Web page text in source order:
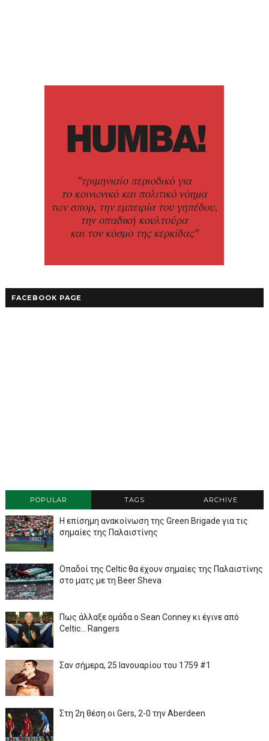
FACEBOOK PAGE
POPULAR TAGS ARCHIVE
Η επίσημη ανακοίνωση της Green Brigade για τις
σημαίες της Παλαιστίνης
Οπαδοί της Celtic θα έχουν σημαίες της Παλαιστίνης
στο ματς με τη Beer Sheva
Πως άλλαξε ομάδα ο Sean Conney κι έγινε από
Celtic... Rangers
Σαν σήμερα, 25 Ιανουαρίου του 1759 #1
Στη 2η θέση οι Gers, 2-0 την Aberdeen